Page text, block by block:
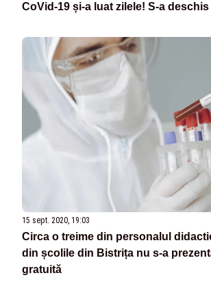
CoVid-19 și-a luat zilele! S-a
15 sept. 2020, 19:03
Circa o treime din personalul
din școlile din Bistrița nu s-a
gratuită